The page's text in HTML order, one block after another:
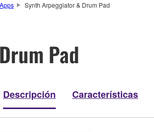
Apps Synth Arpeggiator & Drum Pad
Pad
Descripción Características